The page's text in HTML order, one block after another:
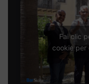
Fai clic
cookie per